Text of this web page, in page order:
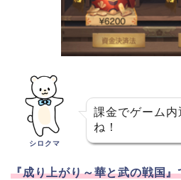
シロクマ
課金でゲーム
ね！
『成り上がり～華と武の戦国